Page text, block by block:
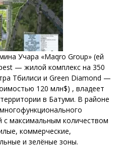
Учара «Maqro Group» (ей
— жилой комплекс на 350
Тбилиси и Green Diamond —
120 млн$) , владеет
в Батуми. В районе
с максимальным количеством
коммерческие,
и зелёные зоны.